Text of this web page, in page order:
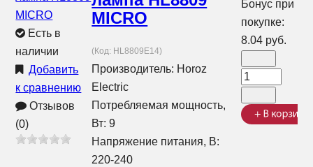
Есть в
наличии
Добавить
к сравнению
Отзывов
(0)
MICRO
(Код: HL8809E14)
Производитель: Horoz
Electric
Потребляемая мощность,
Вт: 9
Напряжение питания, В:
220-240
Бонус при
покупке:
8.04 руб.